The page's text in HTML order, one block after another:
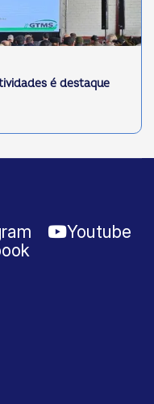
é destaque
Youtube